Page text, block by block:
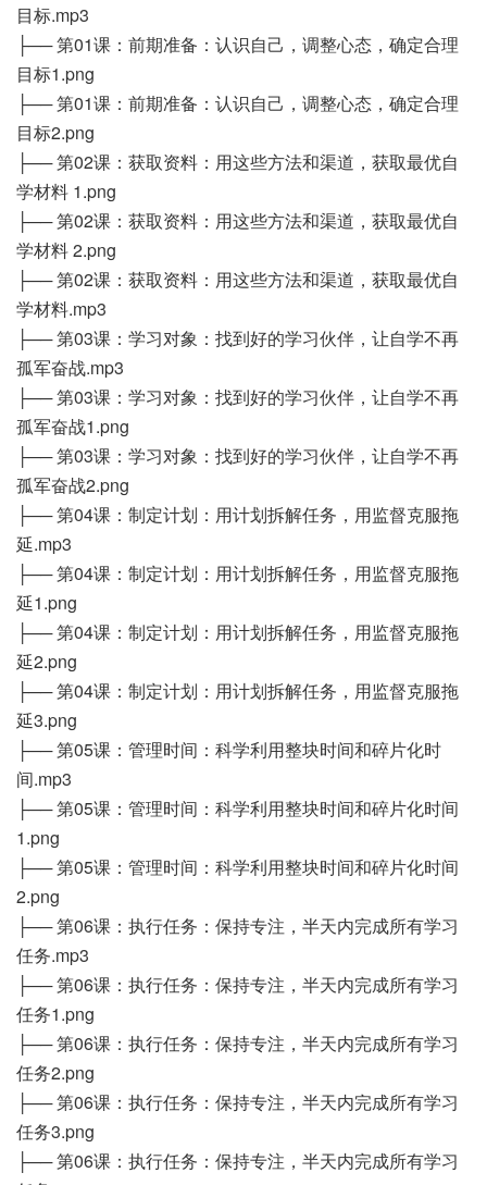
目标.mp3
├── 第01课：前期准备：认识自己，调整心态，确定合理
目标1.png
├── 第01课：前期准备：认识自己，调整心态，确定合理
目标2.png
├── 第02课：获取资料：用这些方法和渠道，获取最优自
学材料 1.png
├── 第02课：获取资料：用这些方法和渠道，获取最优自
学材料 2.png
├── 第02课：获取资料：用这些方法和渠道，获取最优自
学材料.mp3
├── 第03课：学习对象：找到好的学习伙伴，让自学不再
孤军奋战.mp3
├── 第03课：学习对象：找到好的学习伙伴，让自学不再
孤军奋战1.png
├── 第03课：学习对象：找到好的学习伙伴，让自学不再
孤军奋战2.png
├── 第04课：制定计划：用计划拆解任务，用监督克服拖
延.mp3
├── 第04课：制定计划：用计划拆解任务，用监督克服拖
延1.png
├── 第04课：制定计划：用计划拆解任务，用监督克服拖
延2.png
├── 第04课：制定计划：用计划拆解任务，用监督克服拖
延3.png
├── 第05课：管理时间：科学利用整块时间和碎片化时
间.mp3
├── 第05课：管理时间：科学利用整块时间和碎片化时间
1.png
├── 第05课：管理时间：科学利用整块时间和碎片化时间
2.png
├── 第06课：执行任务：保持专注，半天内完成所有学习
任务.mp3
├── 第06课：执行任务：保持专注，半天内完成所有学习
任务1.png
├── 第06课：执行任务：保持专注，半天内完成所有学习
任务2.png
├── 第06课：执行任务：保持专注，半天内完成所有学习
任务3.png
├── 第06课：执行任务：保持专注，半天内完成所有学习